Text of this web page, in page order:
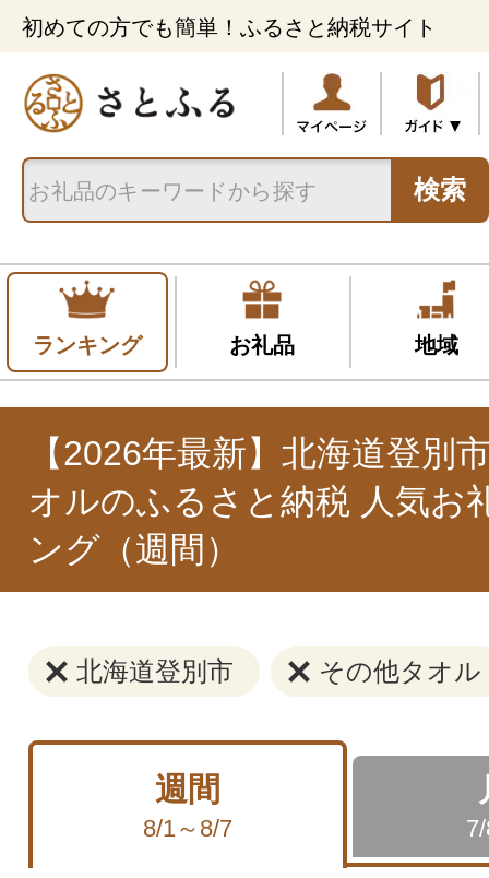
初めての方でも簡単！ふるさと納税サイト
検索
ランキング お礼品 地域
【2026年最新】北海道登別
オルのふるさと納税 人気お
ング（週間）
北海道登別市 その他タオル
週間
8/1～8/7